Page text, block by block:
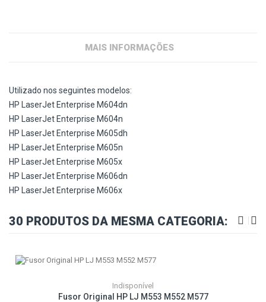
MAIS INFORMAÇÕES
Utilizado nos seguintes modelos:
HP LaserJet Enterprise M604dn
HP LaserJet Enterprise M604n
HP LaserJet Enterprise M605dh
HP LaserJet Enterprise M605n
HP LaserJet Enterprise M605x
HP LaserJet Enterprise M606dn
HP LaserJet Enterprise M606x
30 PRODUTOS DA MESMA CATEGORIA:
Indisponível
Fusor Original HP LJ M553 M552 M577